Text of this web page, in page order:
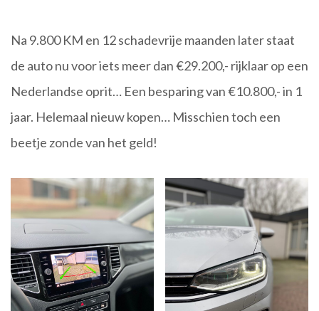
Na 9.800 KM en 12 schadevrije maanden later staat
de auto nu voor iets meer dan €29.200,- rijklaar op een
Nederlandse oprit… Een besparing van €10.800,- in 1
jaar. Helemaal nieuw kopen… Misschien toch een
beetje zonde van het geld!